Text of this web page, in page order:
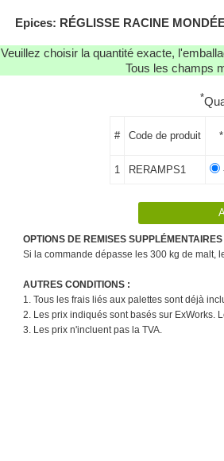
Epices: RÉGLISSE RACINE
Veuillez choisir la quantité exacte,
Tous les champs
*
# Code de produit
1 RERAMPS1
OPTIONS DE REMISES SUPPLÉMENTAIRES
Si la commande dépasse les 300 kg de malt,
AUTRES CONDITIONS :
1. Tous les frais liés aux palettes sont déjà
2. Les prix indiqués sont basés sur ExWorks.
3. Les prix n'incluent pas la TVA.